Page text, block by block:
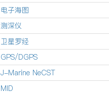
电子海图
测深仪
卫星罗经
GPS/DGPS
J-Marine NeCST
MID